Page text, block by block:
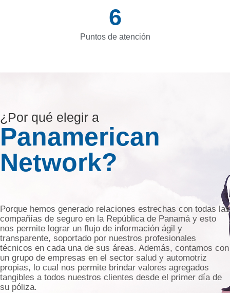
Puntos de atención
7
¿Por qué elegir a
Panamerican
Network?
Porque hemos generado relaciones estrechas con todas las
compañías de seguro en la República de Panamá y esto
nos permite lograr un flujo de información ágil y
transparente, soportado por nuestros profesionales
técnicos en cada una de sus áreas. Además, contamos con
un grupo de empresas en el sector salud y automotriz
propias, lo cual nos permite brindar valores agregados
tangibles a todos nuestros clientes desde el primer día de
su póliza.